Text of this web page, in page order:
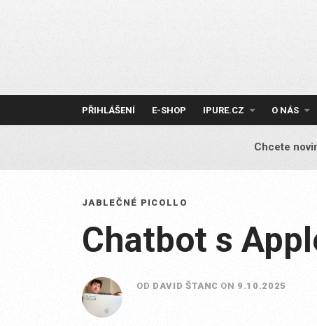
PŘIHLÁŠENÍ E-SHOP IPURE.CZ O NÁS
Chcete
JABLEČNÉ PICOLLO
Chatbot s
OD DAVID ŠTANC ON 9.10.2025